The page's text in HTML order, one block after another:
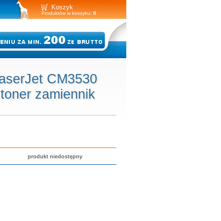
Koszyk
Produktów w koszyku: 0
CM3530
zamiennik
produkt niedostępny